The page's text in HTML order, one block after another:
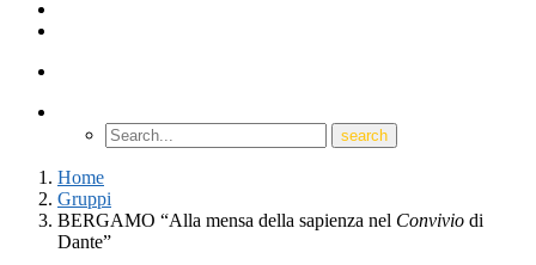
Home
Gruppi
BERGAMO “Alla mensa della sapienza nel Convivio di
Dante”